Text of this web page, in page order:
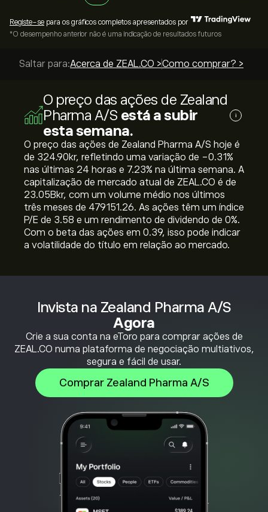
Invista na Zealand Pharma A/S
Agora
Crie a sua conta na eToro para comprar ações de
ZEAL.CO numa plataforma de negociação multiativos,
segura e fácil de usar.
Comprar Zealand Pharma A/S
Registe-se para os gráficos completos apresentados por
*O desempenho anterior não é uma indicação de resultados futuros
Saltar para:Acerca de ZEAL.CO >Como comprar? >
O preço das ações de Zealand
Pharma A/S está a subir
esta semana.
i
O preço das ações de Zealand Pharma A/S hoje é
de 324.90‎kr‎, refletindo uma variação de ‎-0.31‎%
nas últimas 24 horas e ‎7.23‎% na última semana. A
capitalização de mercado atual de ZEAL.CO é de
23.05B‎kr‎, com um volume médio nos últimos
três meses de 479151.26. As ações têm um índice
P/E de 3.58 e um rendimento de dividendo de 0%.
Com o beta das ações em 0.39, isso pode indicar
a volatilidade do título em relação ao mercado.